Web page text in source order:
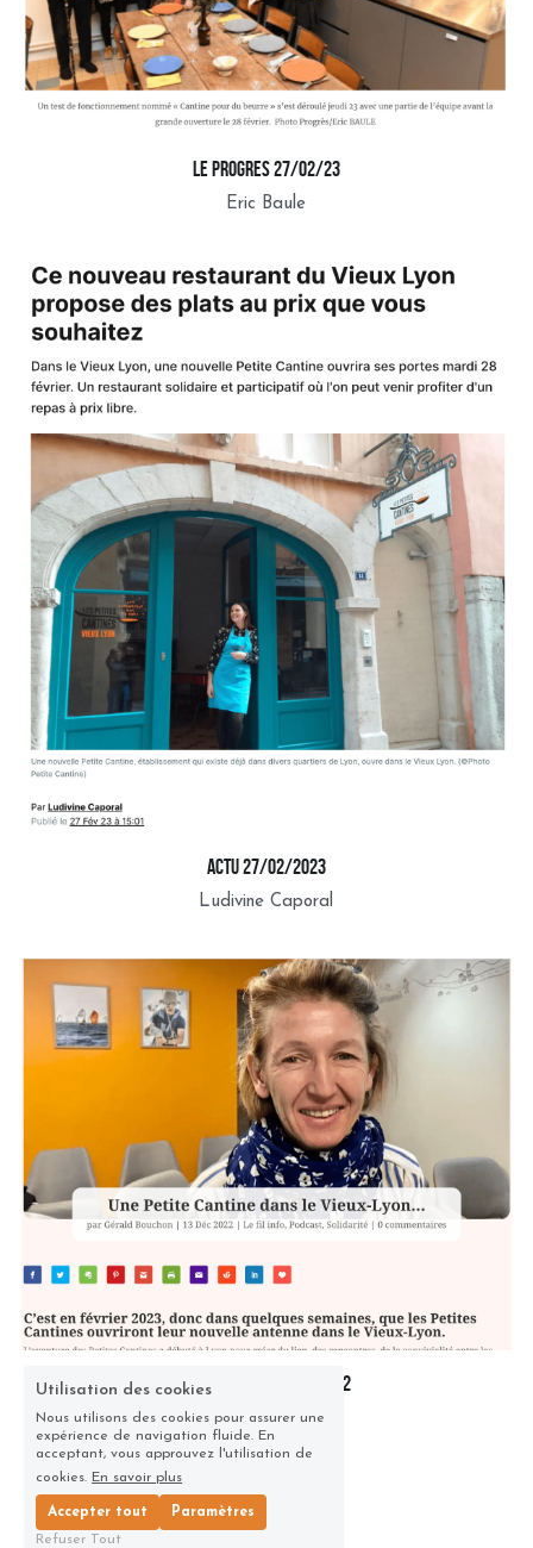
LE PROGRES 27/02/23
Eric Baule
ACTU 27/02/2023
Ludivine Caporal
lyondemain 13/12/2022
Gerald Bouchon
Utilisation des cookies
Nous utilisons des cookies pour assurer une
expérience de navigation fluide. En
acceptant, vous approuvez l'utilisation de
cookies. En savoir plus
Accepter tout
Paramètres
Refuser Tout